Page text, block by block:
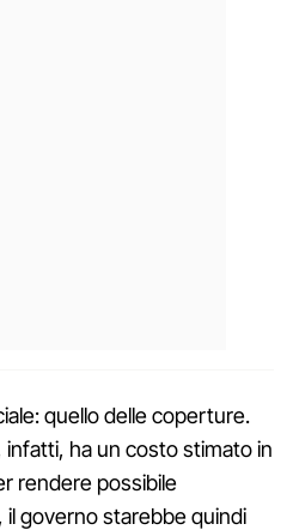
quello delle coperture.
ha un costo stimato in
rendere possibile
il governo starebbe quindi